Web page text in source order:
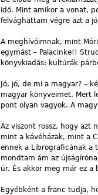
idő. Mint amikor a vonat,
felvághattam végre azt a
A meghívóimnak, mint
egymást – Palacinke!!
könyvkiadás: kultúrák
Jó, jó, de mi a magyar? –
magyar könyveimet. Mert
pont olyan vagyok. A
Az viszont rossz, hogy azt
mint a kávéházak, mint a
ennek a Librograficának a
mondtam ám az
úr. És akkor meg már ez
Egyébként a franc tudja,